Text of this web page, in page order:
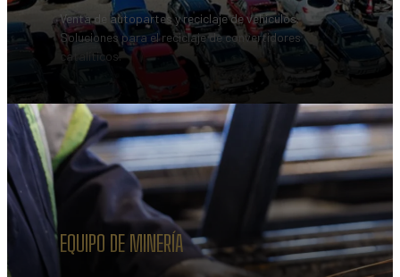
Venta de autopartes y reciclaje de vehículos.
Soluciones para el reciclaje de convertidores
catalíticos.
EQUIPO DE MINERÍA